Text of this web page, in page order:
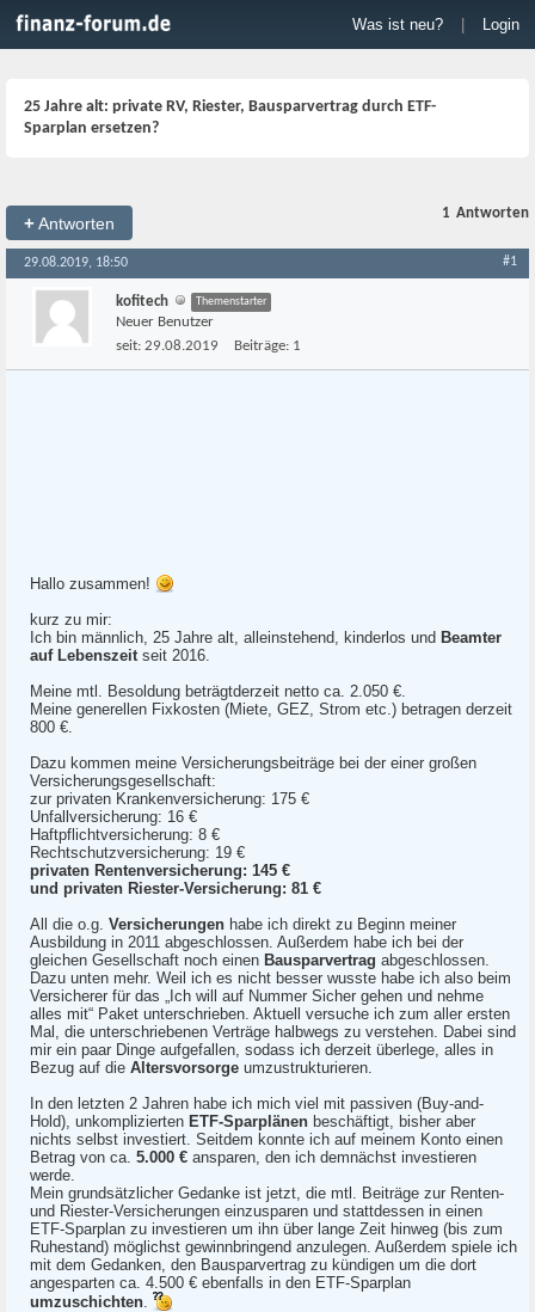
Was ist neu? Login
25 Jahre alt: private RV, Riester, Bausparvertrag durch ETF-
Sparplan ersetzen?
+Antworten
1 Antworten
29.08.2019, 18:50 #1
kofitech Themenstarter
Neuer Benutzer
seit: 29.08.2019 Beiträge: 1
Hallo zusammen!
kurz zu mir:
Ich bin männlich, 25 Jahre alt, alleinstehend, kinderlos und Beamter
auf Lebenszeitseit 2016.
Meine mtl. Besoldung beträgtderzeit netto ca. 2.050 €.
Meine generellen Fixkosten (Miete, GEZ, Strom etc.) betragen derzeit
800 €.
Dazu kommen meine Versicherungsbeiträge bei der einer großen
Versicherungsgesellschaft:
zur privaten Krankenversicherung: 175 €
Unfallversicherung: 16 €
Haftpflichtversicherung: 8 €
Rechtschutzversicherung: 19 €
privaten Rentenversicherung: 145 €
und privaten Riester-Versicherung: 81 €
All die o.g. Versicherungen habe ich direkt zu Beginn meiner
Ausbildung in 2011 abgeschlossen. Außerdem habe ich bei der
gleichen Gesellschaft noch einen Bausparvertrag abgeschlossen.
Dazu unten mehr. Weil ich es nicht besser wusste habe ich also beim
Versicherer für das „Ich will auf Nummer Sicher gehen und nehme
alles mit“ Paket unterschrieben. Aktuell versuche ich zum aller ersten
Mal, die unterschriebenen Verträge halbwegs zu verstehen. Dabei sind
mir ein paar Dinge aufgefallen, sodass ich derzeit überlege, alles in
Bezug auf die Altersvorsorge umzustrukturieren.
In den letzten 2 Jahren habe ich mich viel mit passiven (Buy-and-
Hold), unkomplizierten ETF-Sparplänen beschäftigt, bisher aber
nichts selbst investiert. Seitdem konnte ich auf meinem Konto einen
Betrag von ca. 5.000 € ansparen, den ich demnächst investieren
werde.
Mein grundsätzlicher Gedanke ist jetzt, die mtl. Beiträge zur Renten-
und Riester-Versicherungen einzusparen und stattdessen in einen
ETF-Sparplan zu investieren um ihn über lange Zeit hinweg (bis zum
Ruhestand) möglichst gewinnbringend anzulegen. Außerdem spiele ich
mit dem Gedanken, den Bausparvertrag zu kündigen um die dort
angesparten ca. 4.500 € ebenfalls in den ETF-Sparplan
umzuschichten.